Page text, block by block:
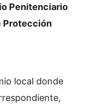
Penitenciario
Protección
local donde